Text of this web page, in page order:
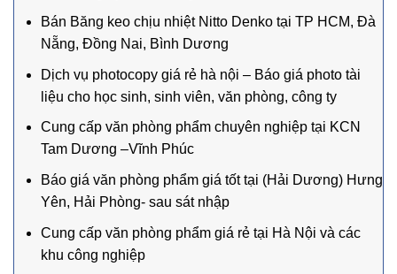
Bán Băng keo chịu nhiệt Nitto Denko tại TP HCM, Đà
Nẵng, Đồng Nai, Bình Dương
Dịch vụ photocopy giá rẻ hà nội – Báo giá photo tài
liệu cho học sinh, sinh viên, văn phòng, công ty
Cung cấp văn phòng phẩm chuyên nghiệp tại KCN
Tam Dương –Vĩnh Phúc
Báo giá văn phòng phẩm giá tốt tại (Hải Dương) Hưng
Yên, Hải Phòng- sau sát nhập
Cung cấp văn phòng phẩm giá rẻ tại Hà Nội và các
khu công nghiệp